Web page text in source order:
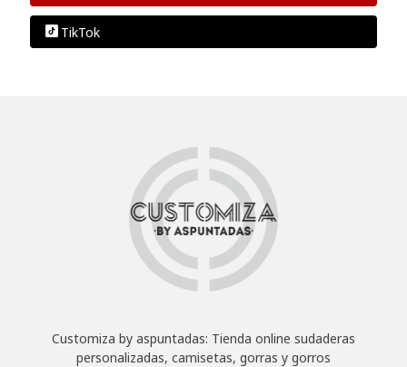
TikTok
Customiza by aspuntadas: Tienda online sudaderas
personalizadas, camisetas, gorras y gorros